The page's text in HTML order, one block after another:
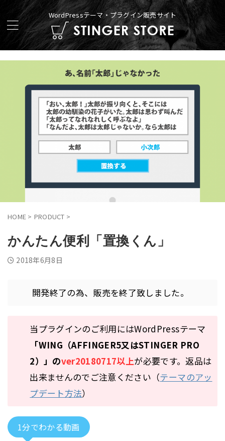
WordPressテーマ・プラグイン販売サイト
HOME > PRODUCT >
かんたん便利「置換くん」
2018年6月8日
開発終了の為、販売を終了致しました。
当プラグインのご利用にはWordPressテーマ
「WING（AFFINGER5又はSTINGER PRO
2）」のver20180717以上が必要です。返品は
出来ませんのでご注意ください（テーマのアッ
プデート方法）
1分でわかる動画